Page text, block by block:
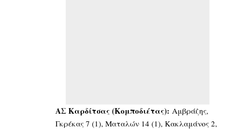
ΑΣ Καρδίτσας (Κομποδιέτας): Αμβράζης,
Γκρέκας 7 (1), Ματαλών 14 (1), Κακλαμάνος 2,